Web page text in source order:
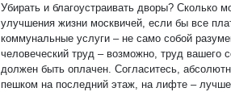
Убирать и благоустраивать дворы? Сколько
улучшения жизни москвичей, если бы все
коммунальные услуги – не само собой
человеческий труд – возможно, труд вашего
должен быть оплачен. Согласитесь,
пешком на последний этаж, на лифте –